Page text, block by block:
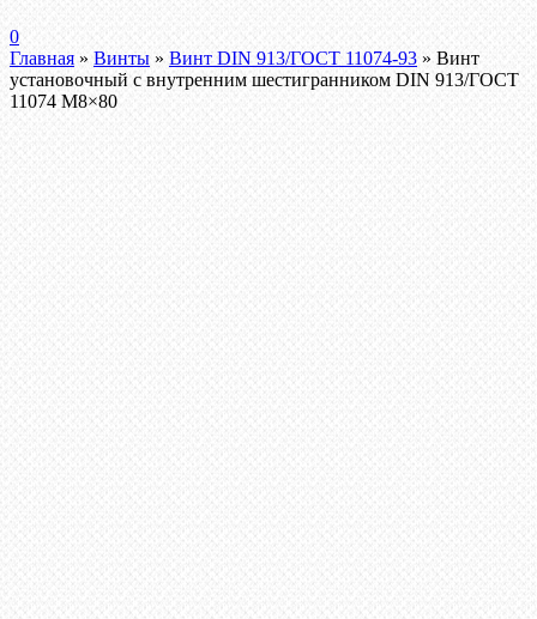
0
Главная » Винты » Винт DIN 913/ГОСТ 11074-93 » Винт
установочный с внутренним шестигранником DIN 913/ГОСТ
11074 М8×80